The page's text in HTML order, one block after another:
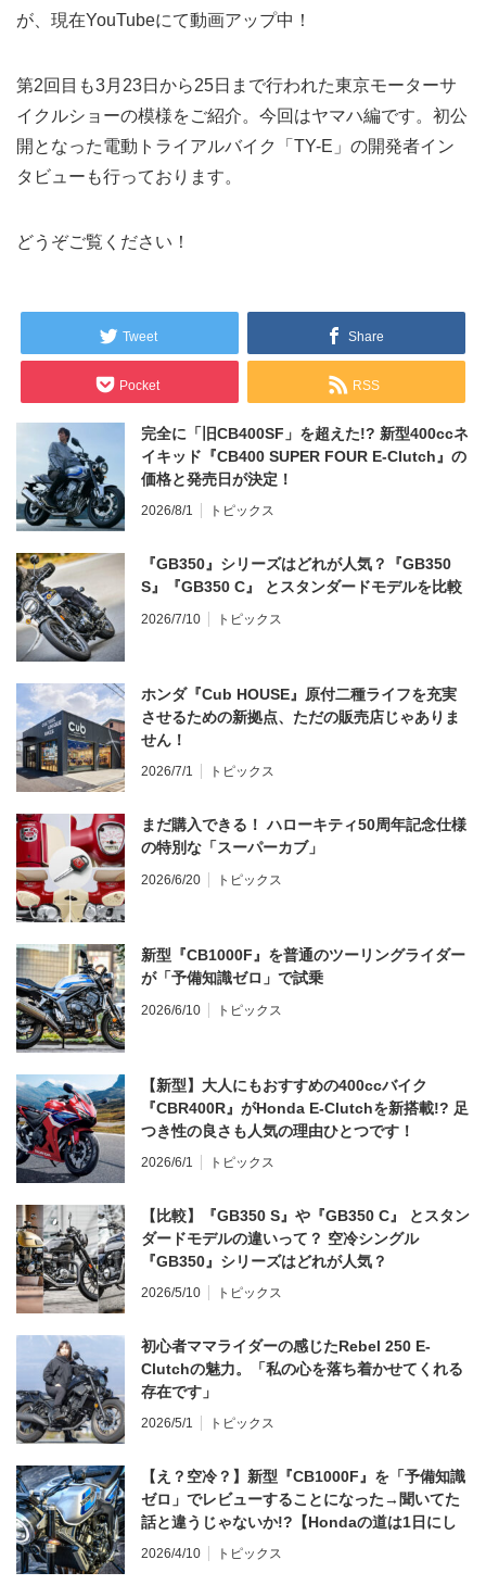
が、現在YouTubeにて動画アップ中！
第2回目も3月23日から25日まで行われた東京モーターサ
イクルショーの模様をご紹介。今回はヤマハ編です。初公
開となった電動トライアルバイク「TY-E」の開発者イン
タビューも行っております。
どうぞご覧ください！
Tweet Share
Pocket RSS
完全に「旧CB400SF」を超えた!? 新型400ccネ
イキッド『CB400 SUPER FOUR E-Clutch』の
価格と発売日が決定！
2026/8/1 トピックス
『GB350』シリーズはどれが人気？『GB350
S』『GB350 C』 とスタンダードモデルを比較
2026/7/10 トピックス
ホンダ『Cub HOUSE』原付二種ライフを充実
させるための新拠点、ただの販売店じゃありま
せん！
2026/7/1 トピックス
まだ購入できる！ ハローキティ50周年記念仕様
の特別な「スーパーカブ」
2026/6/20 トピックス
新型『CB1000F』を普通のツーリングライダー
が「予備知識ゼロ」で試乗
2026/6/10 トピックス
【新型】大人にもおすすめの400ccバイク
『CBR400R』がHonda E-Clutchを新搭載!? 足
つき性の良さも人気の理由ひとつです！
2026/6/1 トピックス
【比較】『GB350 S』や『GB350 C』 とスタン
ダードモデルの違いって？ 空冷シングル
『GB350』シリーズはどれが人気？
2026/5/10 トピックス
初心者ママライダーの感じたRebel 250 E-
Clutchの魅力。「私の心を落ち着かせてくれる
存在です」
2026/5/1 トピックス
【え？空冷？】新型『CB1000F』を「予備知識
ゼロ」でレビューすることになった→聞いてた
話と違うじゃないか!?【Hondaの道は1日にし
てならず／CB1000F ①第一印象 編】
2026/4/10 トピックス